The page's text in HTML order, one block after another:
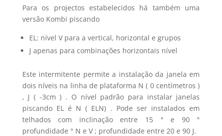
Para os projectos estabelecidos há também uma
versão Kombi piscando
EL: nível V para a vertical, horizontal e grupos
J apenas para combinações horizontais nível
Este intermitente permite a instalação da janela em
dois níveis na linha de plataforma N ( 0 centímetros )
, J ( -3cm ) . O nível padrão para instalar janelas
piscando EL é N ( ELN) . Pode ser instalados em
telhados com inclinação entre 15 ° e 90 °
profundidade ° N e V ; profundidade entre 20 e 90 J.